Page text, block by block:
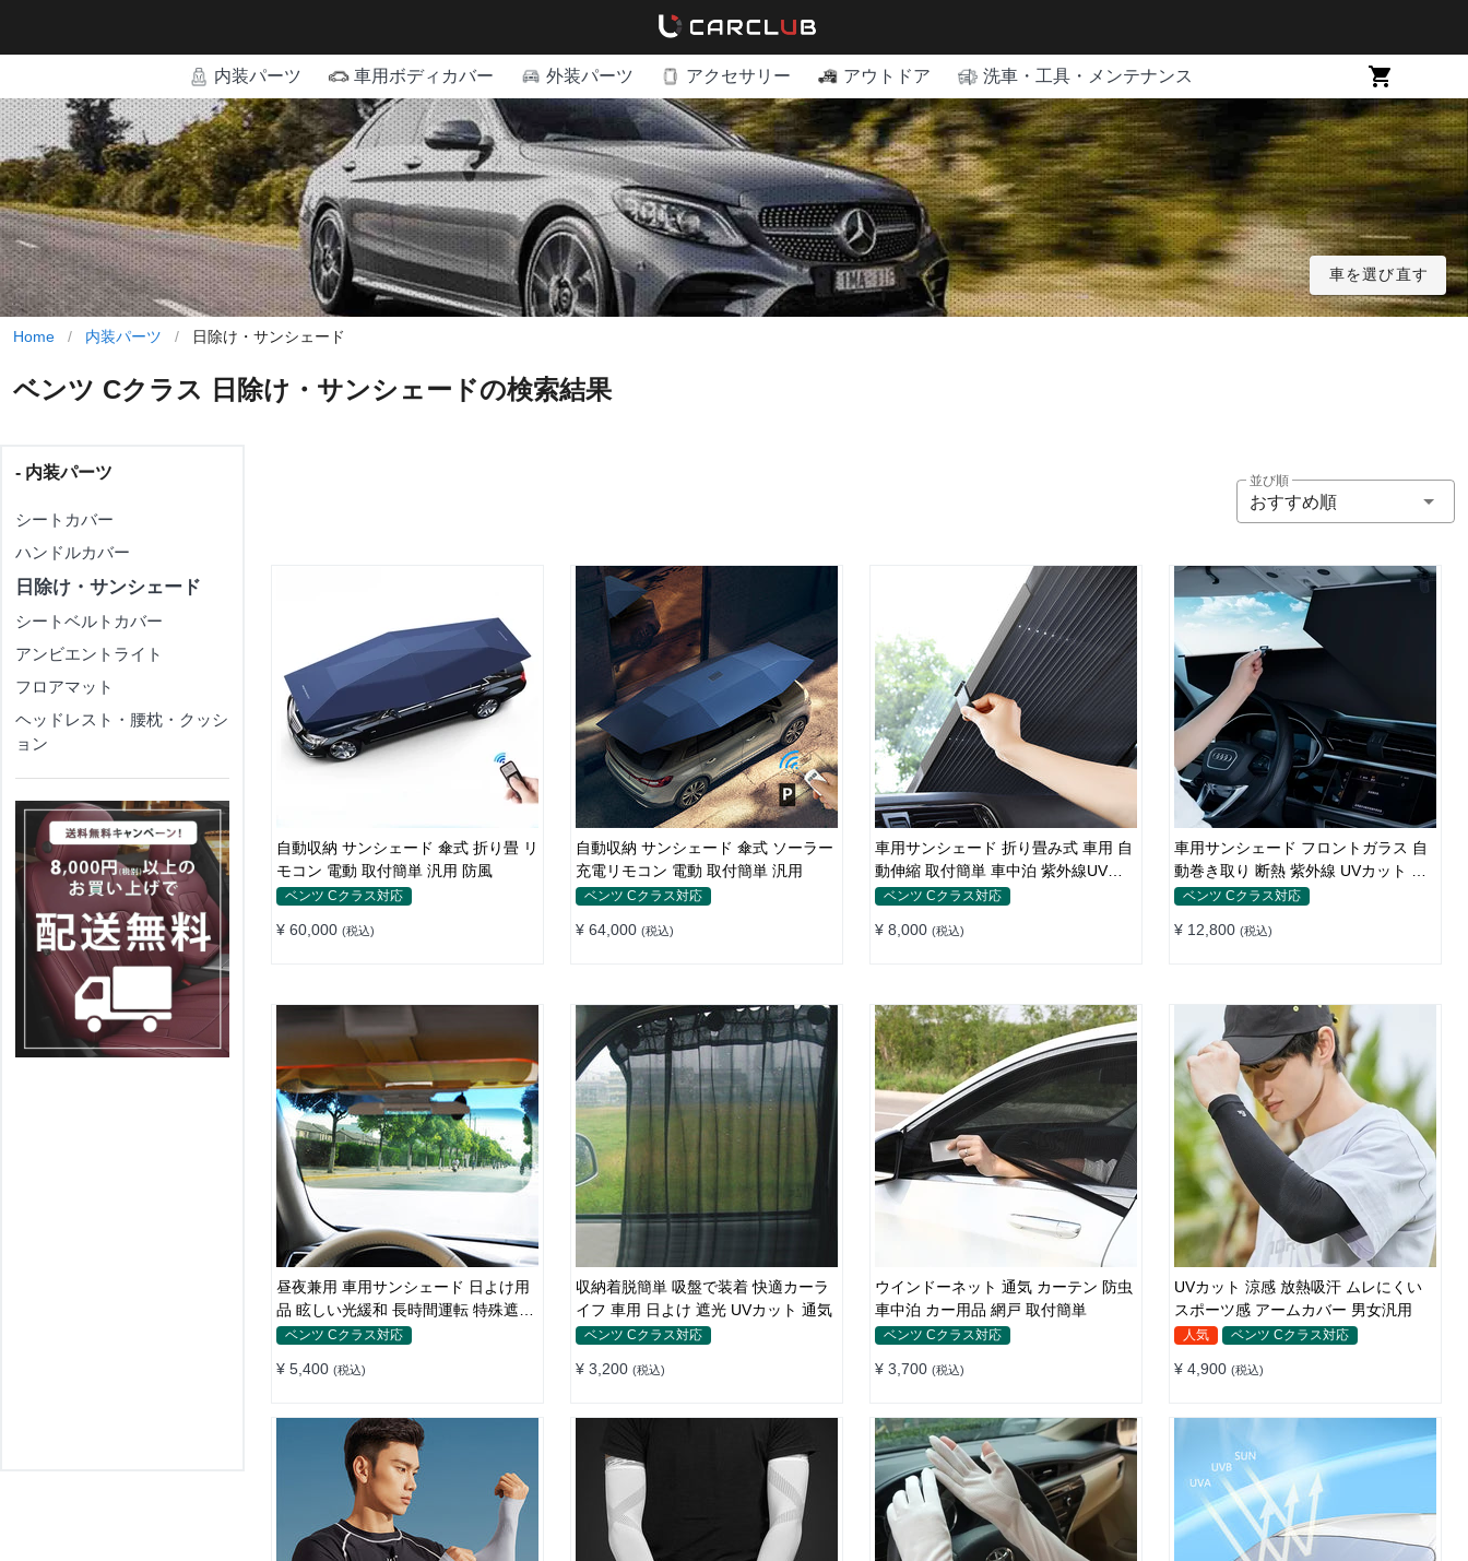
内装パーツ 車用ボディカバー 外装パーツ アクセサリー アウトドア 洗車・工具・メンテナンス
車を選び直す
Home / 内装パーツ / 日除け・サンシェード
ベンツ Cクラス 日除け・サンシェードの検索結果
- 内装パーツ
シートカバー
ハンドルカバー
日除け・サンシェード
シートベルトカバー
アンビエントライト
フロアマット
ヘッドレスト・腰枕・クッシ
ョン
並び順
おすすめ順
自動収納 サンシェード 傘式 折り畳 リ
モコン 電動 取付簡単 汎用 防風
ベンツ Cクラス対応
¥ 60,000 (税込)
自動収納 サンシェード 傘式 ソーラー
充電リモコン 電動 取付簡単 汎用
ベンツ Cクラス対応
¥ 64,000 (税込)
車用サンシェード 折り畳み式 車用 自
動伸縮 取付簡単 車中泊 紫外線UVカ
ット 仮眠 断熱
ベンツ Cクラス対応
¥ 8,000 (税込)
車用サンシェード フロントガラス 自
動巻き取り 断熱 紫外線 UVカット 取
付収納便利
ベンツ Cクラス対応
¥ 12,800 (税込)
昼夜兼用 車用サンシェード 日よけ用
品 眩しい光緩和 長時間運転 特殊遮光
素材
ベンツ Cクラス対応
¥ 5,400 (税込)
収納着脱簡単 吸盤で装着 快適カーラ
イフ 車用 日よけ 遮光 UVカット 通気
ベンツ Cクラス対応
¥ 3,200 (税込)
ウインドーネット 通気 カーテン 防虫
車中泊 カー用品 網戸 取付簡単
ベンツ Cクラス対応
¥ 3,700 (税込)
UVカット 涼感 放熱吸汗 ムレにくい
スポーツ感 アームカバー 男女汎用
人気 ベンツ Cクラス対応
¥ 4,900 (税込)